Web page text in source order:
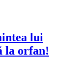
lui
la orfan!